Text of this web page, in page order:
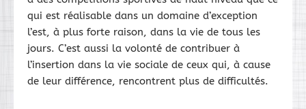
qui est réalisable dans un domaine d’exception
l’est, à plus forte raison, dans la vie de tous les
jours. C’est aussi la volonté de contribuer à
l’insertion dans la vie sociale de ceux qui, à cause
de leur différence, rencontrent plus de difficultés.